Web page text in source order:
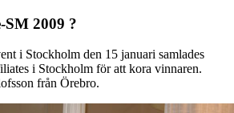
2009 ?
i Stockholm den 15 januari samlades
i Stockholm för att kora vinnaren.
från Örebro.